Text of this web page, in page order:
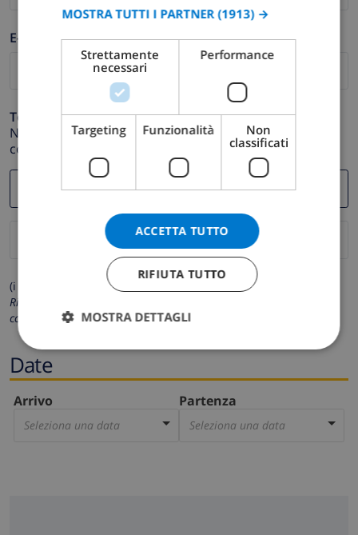
E-mail *
Telefono *
Nel caso in cui il tuo indirizzo email non funzioni
correttamente.
(i campi contrassegnati con * sono obbligatori)
Rispettiamo la tua privacy. I tuoi dati personali non saranno mai
condivisi con gli altri.
Date
Arrivo
Seleziona una data
Partenza
Seleziona una data
DANISH
NORWEGIAN
MOSTRA TUTTI I PARTNER (1913) →
Strettamente
necessari
Performance
Targeting Funzionalità
Non
classificati
ACCETTA TUTTO
RIFIUTA TUTTO
MOSTRA DETTAGLI